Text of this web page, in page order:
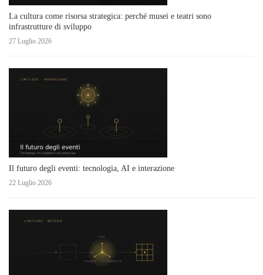
La cultura come risorsa strategica: perché musei e teatri sono
infrastrutture di sviluppo
27 Luglio 2026
Il futuro degli eventi: tecnologia, AI e interazione
22 Luglio 2026